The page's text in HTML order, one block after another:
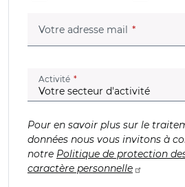
Votre adresse mail (champ
Activité (champ obligatoire)
Pour en savoir plus sur le
données nous vous invitons à
notre Politique de protection
caractère personnelle